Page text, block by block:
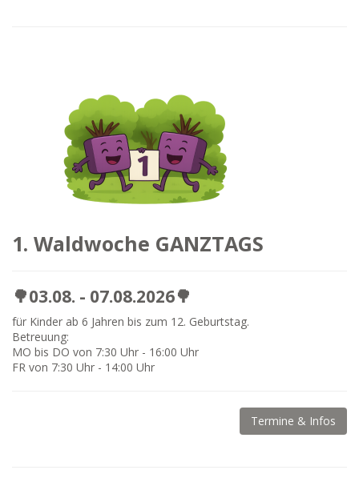
1. Waldwoche GANZTAGS
🌳03.08. - 07.08.2026🌳
für Kinder ab 6 Jahren bis zum 12. Geburtstag.
Betreuung:
MO bis DO von 7:30 Uhr - 16:00 Uhr
FR von 7:30 Uhr - 14:00 Uhr
Termine & Infos